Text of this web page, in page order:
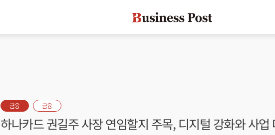
금융 금융
하나카드 권길주 사장 연임할지 주목, 디지털 강화와 사업